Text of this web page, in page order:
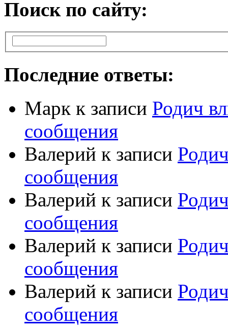
Поиск по сайту:
Последние ответы:
Марк к записи Родич
сообщения
Валерий к записи
сообщения
Валерий к записи
сообщения
Валерий к записи
сообщения
Валерий к записи
сообщения